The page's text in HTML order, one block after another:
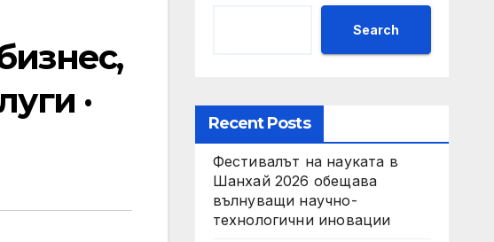
·
Search
Recent Posts
Фестивалът на науката в
Шанхай 2026 обещава
вълнуващи научно-
технологични иновации